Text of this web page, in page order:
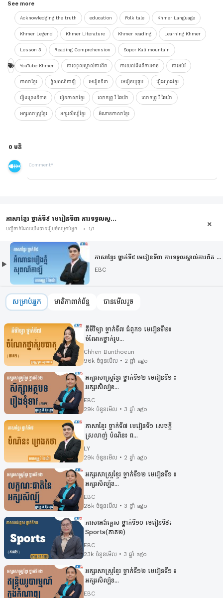
See more
Acknowledging the truth education Folk tale Khmer Language
Khmer Legend Khmer Literature Khmer reading Learning Khmer
Lesson 3 Reading Comprehension Sopor Kali mountain
YouTube Khmer ការទទួលស្គាល់ការពិត ការយល់ដឹងពីការអាន ការអប់រំ
ភាសាខ្មែរ ភ្នំសុពណ៌កាឡី មេរៀនទី៣ មេរៀនយូធូប រឿងព្រេងខ្មែរ
រឿងព្រេងនិទាន រៀនភាសាខ្មែរ លោកគ្រូ រី ឆៃយ៉ា លោកគ្រូ រី ឆៃយ៉ា
អក្សរសាស្រ្តខ្មែរ អក្សរសិល្ប៍ខ្មែរ អំណានភាសាខ្មែរ
0 មតិ
ភាសាខ្មែរ ថ្នាក់ទី៩ មេរៀនទី៣ ការទទួលស្គ...
បញ្ជីចាក់ដែលយើងបានរៀបចំសម្រាប់អ្នក 1/1
ភាសាខ្មែរ ថ្នាក់ទី៩ មេរៀនទី៣ ការទទួលស្គាល់ការពិត ...
EBC
សម្រាប់អ្នក មាតិកាពាក់ព័ន្ធ បានមើលរួច
គីមីវិទ្យា ថ្នាក់ទី៧ ជំពូក១ មេរៀនទី២៖
ចំណែកថ្នាក់រូប...
Chhen Bunthoeun
96k ចំនួនមើល • 2 ឆ្នាំ ago
អក្សរសាស្រ្ដខ្មែរ ថ្នាក់ទី១២ មេរៀនទី១ ៖
អក្សរសិល្ប៍ខ...
EBC
29k ចំនួនមើល • 3 ឆ្នាំ ago
ភាសាខ្មែរ ថ្នាក់ទី៧ មេរៀនទី១ សេចក្ដី
ស្រលាញ់ បំណិន៖ ព...
LY
29k ចំនួនមើល • 2 ឆ្នាំ ago
អក្សរសាស្រ្ដខ្មែរ ថ្នាក់ទី១២ មេរៀនទី១ ៖
អក្សរសិល្ប៍ខ...
EBC
28k ចំនួនមើល • 3 ឆ្នាំ ago
ភាសាអង់គ្លេស ថ្នាក់ទី១០ មេរៀនទី៩៖​
Sports(ភាគ២)
EBC
23k ចំនួនមើល • 3 ឆ្នាំ ago
អក្សរសាស្រ្ដខ្មែរ ថ្នាក់ទី១២ មេរៀនទី១ ៖
អក្សរសិល្ប៍ខ...
EBC